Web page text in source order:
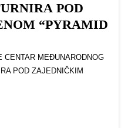
POD
“PYRAMID